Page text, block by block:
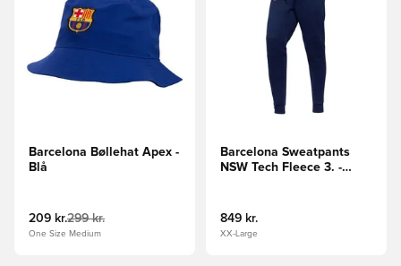
Barcelona Bøllehat Apex -
Blå
209 kr.299 kr.
One Size Medium
Barcelona Sweatpants
NSW Tech Fleece 3. -
849 kr.
XX-Large